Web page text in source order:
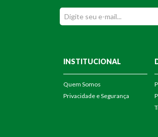
INSTITUCIONAL
Quem Somos
Privacidade e Segurança